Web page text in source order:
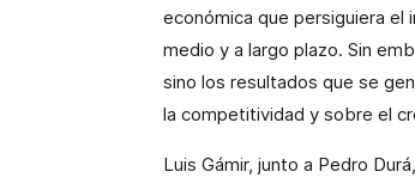
económica que persiguiera
medio y a largo plazo. Sin
sino los resultados que se
la competitividad y sobre el
Luis Gámir, junto a Pedro